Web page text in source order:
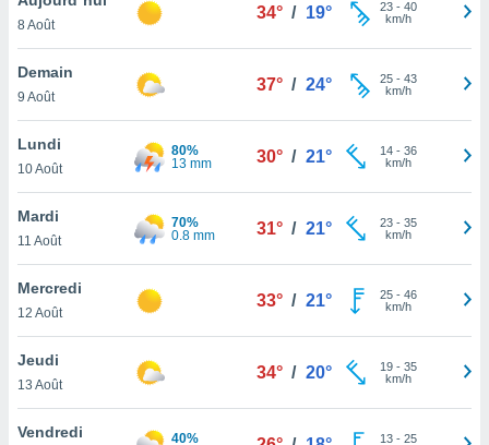
et
»,
au
vous
qu'ils
ou
le
ainsi
un
8 Août
34° / 19° 23- 40
km/h
Demain
9 Août
37° / 24° 25- 43
km/h
Lundi
10 Août
80%
13 mm
30° / 21° 14- 36
km/h
Mardi
11 Août
70%
0.8 mm
31° / 21° 23- 35
km/h
Mercredi
12 Août
33° / 21° 25- 46
km/h
Jeudi
13 Août
34° / 20° 19- 35
km/h
Vendredi
40%
13- 25